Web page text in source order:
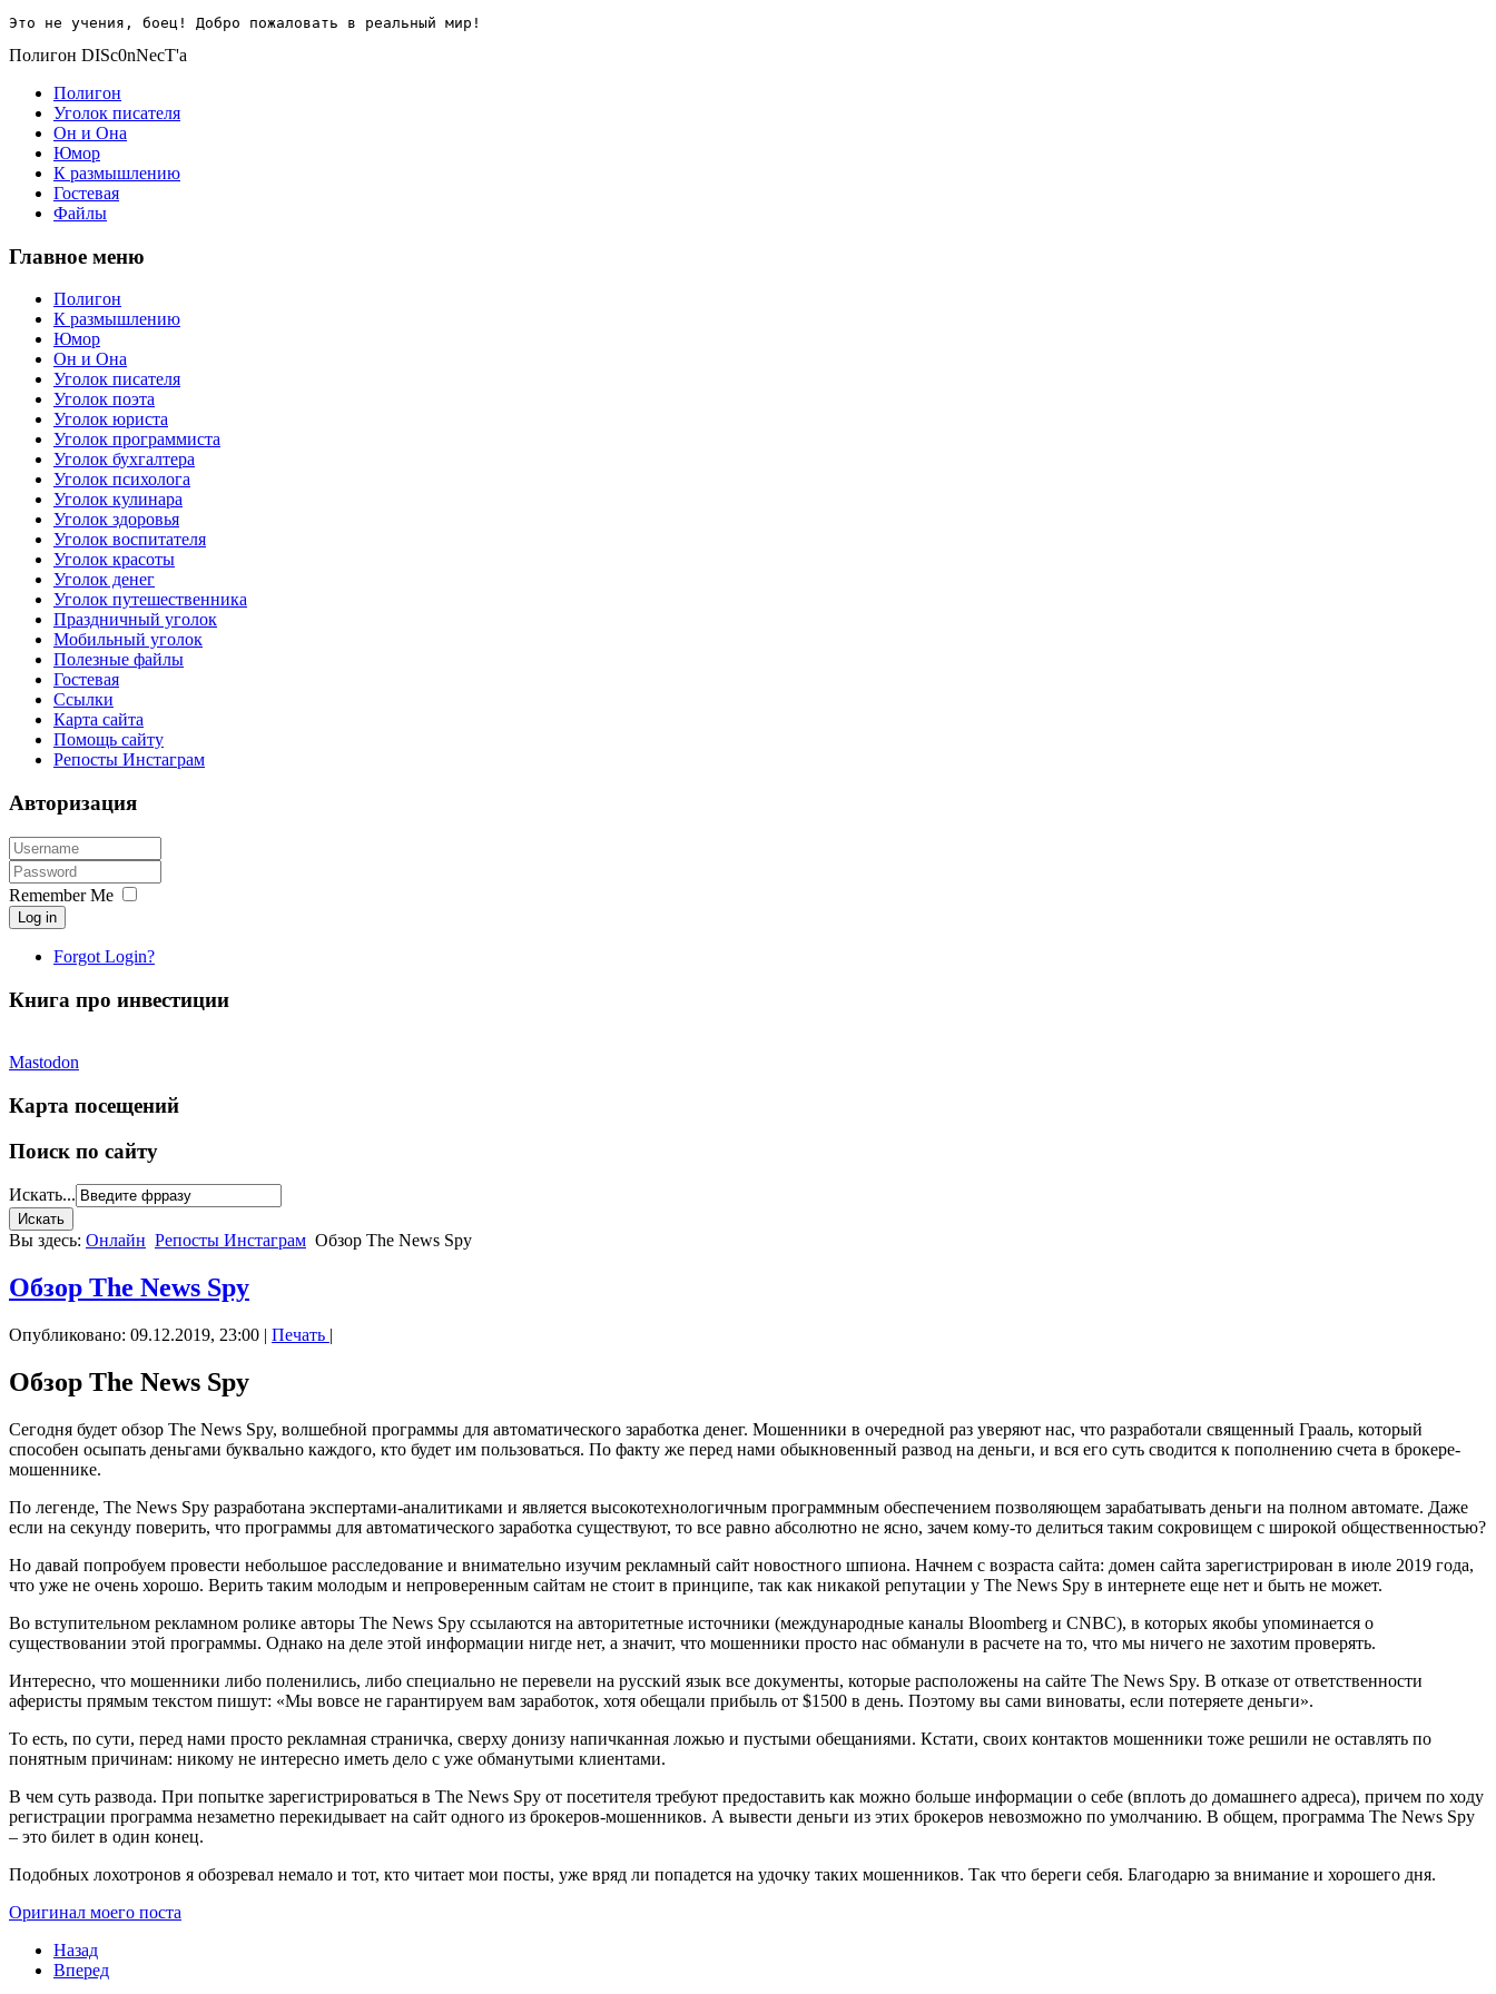
Это не учения, боец! Добро пожаловать в реальный мир!
Полигон DISc0nNecT'a
Полигон
Уголок писателя
Он и Она
Юмор
К размышлению
Гостевая
Файлы
Главное меню
Полигон
К размышлению
Юмор
Он и Она
Уголок писателя
Уголок поэта
Уголок юриста
Уголок программиста
Уголок бухгалтера
Уголок психолога
Уголок кулинара
Уголок здоровья
Уголок воспитателя
Уголок красоты
Уголок денег
Уголок путешественника
Праздничный уголок
Мобильный уголок
Полезные файлы
Гостевая
Ссылки
Карта сайта
Помощь сайту
Репосты Инстаграм
Авторизация
Remember Me
Log in
Forgot Login?
Книга про инвестиции
Mastodon
Карта посещений
Поиск по сайту
Искать...
Вы здесь: Онлайн Репосты Инстаграм Обзор The News Spy
Обзор The News Spy
Опубликовано: 09.12.2019, 23:00 | Печать |
Обзор The News Spy
Сегодня будет обзор The News Spy, волшебной программы для автоматического заработка денег. Мошенники в очередной раз уверяют нас, что разработали священный Грааль, который
способен осыпать деньгами буквально каждого, кто будет им пользоваться. По факту же перед нами обыкновенный развод на деньги, и вся его суть сводится к пополнению счета в брокере-
мошеннике.
По легенде, The News Spy разработана экспертами-аналитиками и является высокотехнологичным программным обеспечением позволяющем зарабатывать деньги на полном автомате. Даже
если на секунду поверить, что программы для автоматического заработка существуют, то все равно абсолютно не ясно, зачем кому-то делиться таким сокровищем с широкой общественностью?
Но давай попробуем провести небольшое расследование и внимательно изучим рекламный сайт новостного шпиона. Начнем с возраста сайта: домен сайта зарегистрирован в июле 2019 года,
что уже не очень хорошо. Верить таким молодым и непроверенным сайтам не стоит в принципе, так как никакой репутации у The News Spy в интернете еще нет и быть не может.
Во вступительном рекламном ролике авторы The News Spy ссылаются на авторитетные источники (международные каналы Bloomberg и CNBC), в которых якобы упоминается о
существовании этой программы. Однако на деле этой информации нигде нет, а значит, что мошенники просто нас обманули в расчете на то, что мы ничего не захотим проверять.
Интересно, что мошенники либо поленились, либо специально не перевели на русский язык все документы, которые расположены на сайте The News Spy. В отказе от ответственности
аферисты прямым текстом пишут: «Мы вовсе не гарантируем вам заработок, хотя обещали прибыль от $1500 в день. Поэтому вы сами виноваты, если потеряете деньги».
То есть, по сути, перед нами просто рекламная страничка, сверху донизу напичканная ложью и пустыми обещаниями. Кстати, своих контактов мошенники тоже решили не оставлять по
понятным причинам: никому не интересно иметь дело с уже обманутыми клиентами.
В чем суть развода. При попытке зарегистрироваться в The News Spy от посетителя требуют предоставить как можно больше информации о себе (вплоть до домашнего адреса), причем по ходу
регистрации программа незаметно перекидывает на сайт одного из брокеров-мошенников. А вывести деньги из этих брокеров невозможно по умолчанию. В общем, программа The News Spy
– это билет в один конец.
Подобных лохотронов я обозревал немало и тот, кто читает мои посты, уже вряд ли попадется на удочку таких мошенников. Так что береги себя. Благодарю за внимание и хорошего дня.
Оригинал моего поста
Назад
Вперед